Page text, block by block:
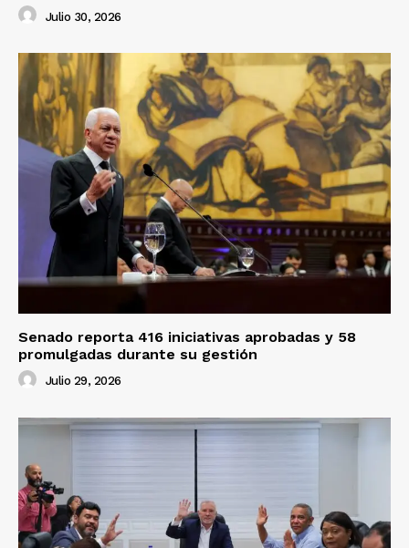
Julio 30, 2026
Senado reporta 416 iniciativas aprobadas y 58
promulgadas durante su gestión
Julio 29, 2026